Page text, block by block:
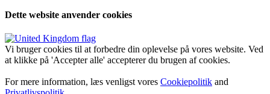
Dette website anvender cookies
Vi bruger cookies til at forbedre din oplevelse på vores website. Ved
at klikke på 'Accepter alle' accepterer du brugen af cookies.
For mere information, læs venligst vores Cookiepolitik and